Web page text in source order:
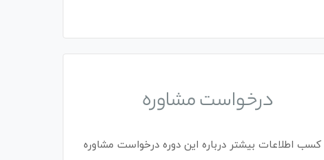
درخواست مشاوره
کسب اطلاعات بیشتر درباره این دوره درخواست مشاوره